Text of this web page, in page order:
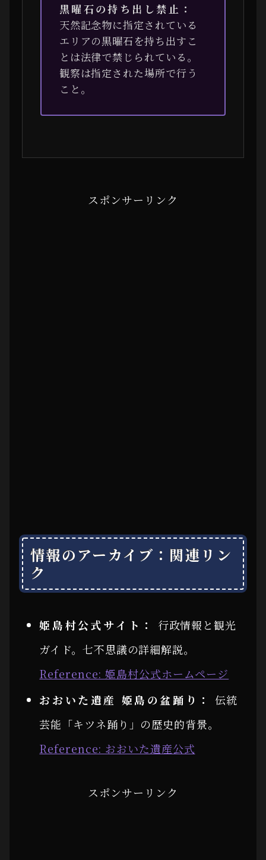
黒曜石の持ち出し禁止：
天然記念物に指定されている
エリアの黒曜石を持ち出すこ
とは法律で禁じられている。
観察は指定された場所で行う
こと。
スポンサーリンク
情報のアーカイブ：関連リン
ク
姫島村公式サイト：
行政情報と観光
ガイド。七不思議の詳細解説。
Reference: 姫島村公式ホームページ
おおいた遺産 姫島の盆踊り：
伝統
芸能「キツネ踊り」の歴史的背景。
Reference: おおいた遺産公式
スポンサーリンク